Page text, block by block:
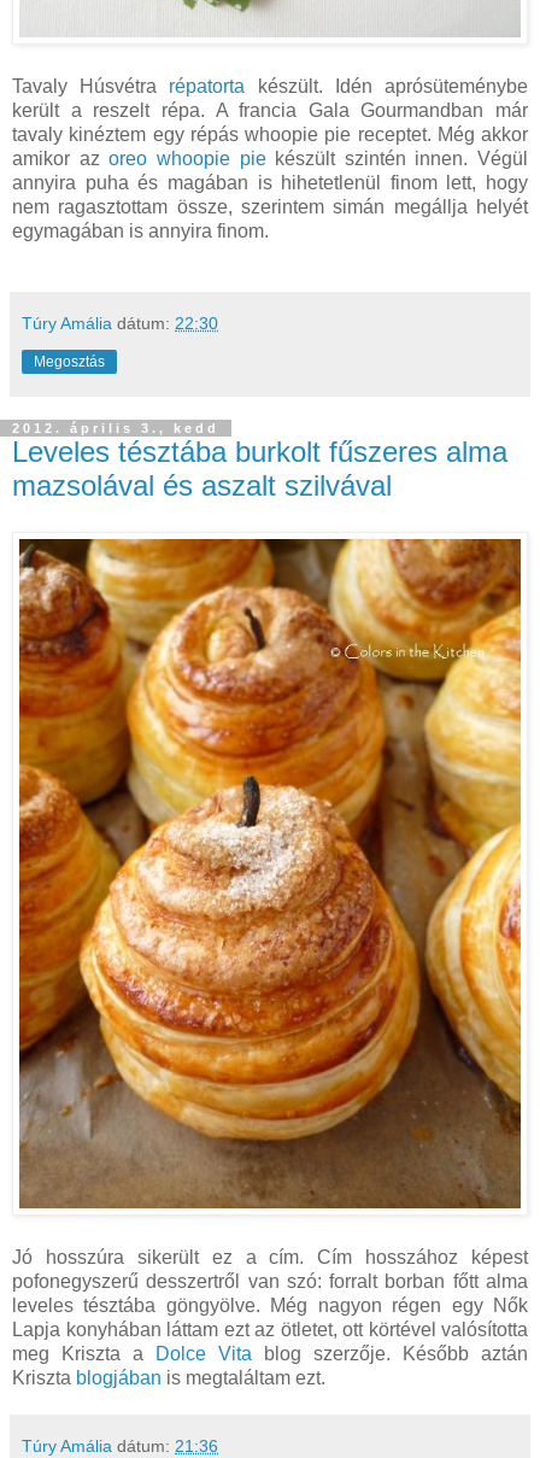
Tavaly Húsvétra répatorta készült. Idén aprósüteménybe
került a reszelt répa. A francia Gala Gourmandban már
tavaly kinéztem egy répás whoopie pie receptet. Még akkor
amikor azoreo whoopie piekészült szintén innen. Végül
annyira puha és magában is hihetetlenül finom lett, hogy
nem ragasztottam össze, szerintem simán megállja helyét
egymagában is annyira finom.
Túry Amália dátum: 22:30
Megosztás
2012. április 3., kedd
Leveles tésztába burkolt fűszeres alma
mazsolával és aszalt szilvával
Jó hosszúra sikerült ez a cím. Cím hosszához képest
pofonegyszerű desszertről van szó: forralt borban főtt alma
leveles tésztába göngyölve. Még nagyon régen egy Nők
Lapja konyhában láttam ezt az ötletet, ott körtével valósította
meg Kriszta a
Dolce Vita blog szerzője. Később aztán
Kriszta blogjában is megtaláltam ezt.
Túry Amália dátum: 21:36